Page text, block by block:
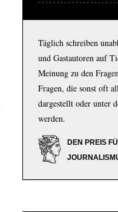
Täglich schreiben
und Gastautoren auf
Meinung zu den
Fragen, die sonst oft
dargestellt oder unter
werden.
DEN PREIS